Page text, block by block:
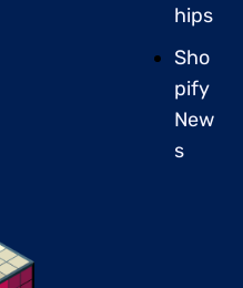
hips
Sho
pify
New
s